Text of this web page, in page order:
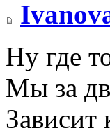
Ну где
Мы за
Зависит